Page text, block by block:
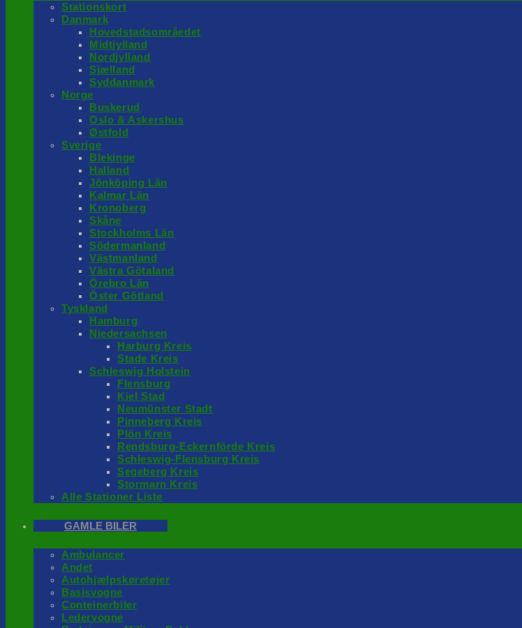
Stationskort
Danmark
Hovedstadsområedet
Midtjylland
Nordjylland
Sjælland
Syddanmark
Norge
Buskerud
Oslo & Askershus
Østfold
Sverige
Blekinge
Halland
Jönköping Län
Kalmar Län
Kronoberg
Skåne
Stockholms Län
Södermanland
Västmanland
Västra Götaland
Örebro Län
Öster Götland
Tyskland
Hamburg
Niedersachsen
Harburg Kreis
Stade Kreis
Schleswig Holstein
Flensburg
Kiel Stad
Neumünster Stadt
Pinneberg Kreis
Plön Kreis
Rendsburg-Eckernförde Kreis
Schleswig-Flensburg Kreis
Segeberg Kreis
Stormarn Kreis
Alle Stationer Liste
GAMLE BILER
Ambulancer
Andet
Autohjælpskøretøjer
Basisvogne
Conteinerbiler
Ledervogne